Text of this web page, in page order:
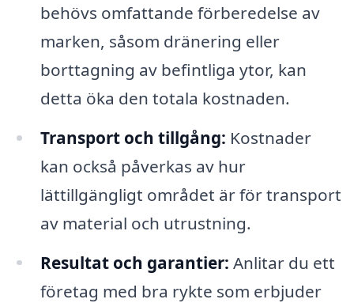
behövs omfattande förberedelse av
marken, såsom dränering eller
borttagning av befintliga ytor, kan
detta öka den totala kostnaden.
Transport och tillgång: Kostnader
kan också påverkas av hur
lättillgängligt området är för transport
av material och utrustning.
Resultat och garantier: Anlitar du ett
företag med bra rykte som erbjuder